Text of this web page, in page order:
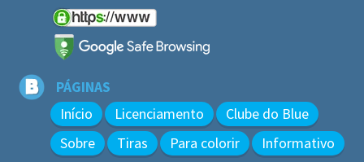
PÁGINAS
Início Licenciamento
Clube do Blue
Sobre
Tiras Para colorir Informativo